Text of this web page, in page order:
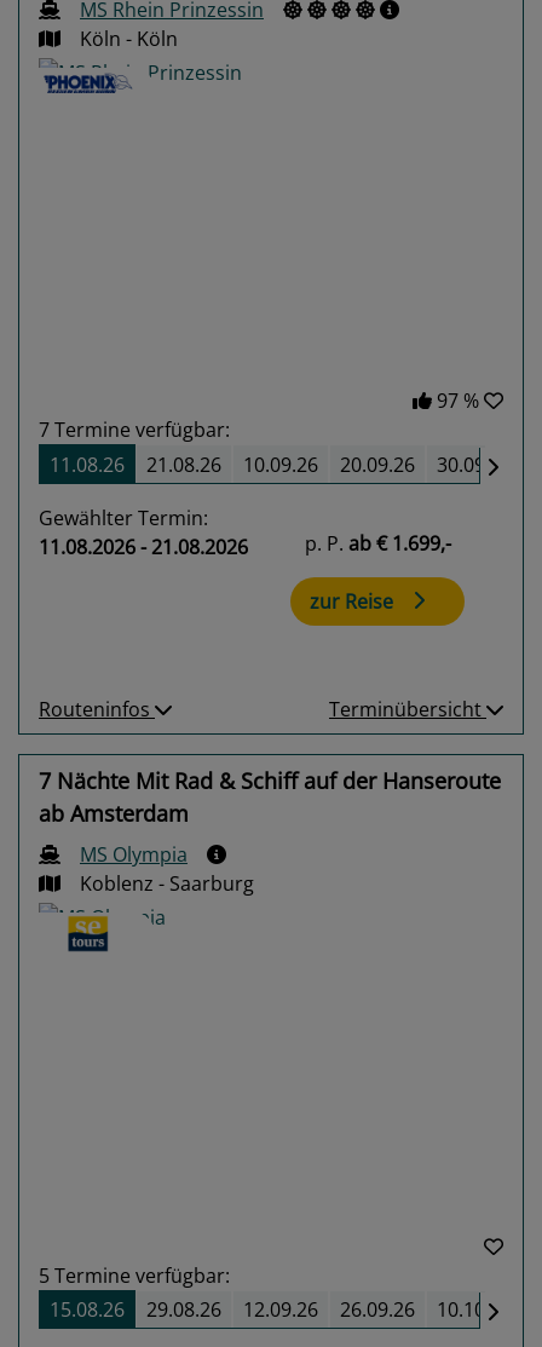
MS Rhein Prinzessin
Köln - Köln
97 %
7Termine verfügbar:
11.08.26
21.08.26 10.09.26 20.09.26 30.09.26
Gewählter Termin:
11.08.2026 - 21.08.2026
p. P. ab€ 1.699,-
zur Reise
Routeninfos Terminübersicht
7 Nächte Mit Rad & Schiff auf der Hanseroute
ab Amsterdam
MS Olympia
Koblenz - Saarburg
5Termine verfügbar:
15.08.26
29.08.26 12.09.26 26.09.26 10.10.26